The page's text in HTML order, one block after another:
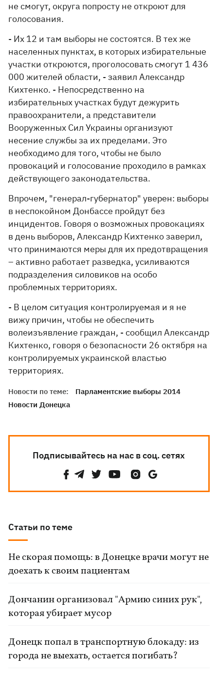
не смогут, округа попросту не откроют для
голосования.
- Их 12 и там выборы не состоятся. В тех же
населенных пунктах, в которых избирательные
участки откроются, проголосовать смогут 1 436
000 жителей области, - заявил Александр
Кихтенко. - Непосредственно на
избирательных участках будут дежурить
правоохранители, а представители
Вооруженных Сил Украины организуют
несение службы за их пределами. Это
необходимо для того, чтобы не было
провокаций и голосование проходило в рамках
действующего законодательства.
Впрочем, "генерал-губернатор" уверен: выборы
в неспокойном Донбассе пройдут без
инцидентов. Говоря о возможных провокациях
в день выборов, Александр Кихтенко заверил,
что принимаются меры для их предотвращения
– активно работает разведка, усиливаются
подразделения силовиков на особо
проблемных территориях.
- В целом ситуация контролируемая и я не
вижу причин, чтобы не обеспечить
волеизъявление граждан, - сообщил Александр
Кихтенко, говоря о безопасности 26 октября на
контролируемых украинской властью
территориях.
Новости по теме:
Парламентские выборы 2014
Новости Донецка
Подписывайтесь на нас в соц. сетях
Статьи по теме
Не скорая помощь: в Донецке врачи могут не
доехать к своим пациентам
Дончанин организовал "Армию синих рук",
которая убирает мусор
Донецк попал в транспортную блокаду: из
города не выехать, остается погибать?